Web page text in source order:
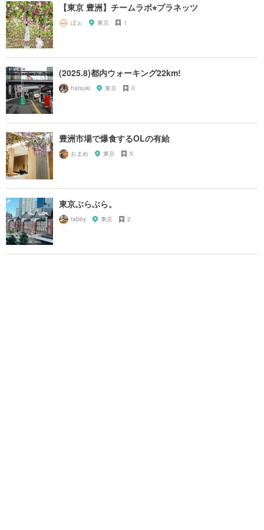
【東京 豊洲】チームラボ⭐︎プラネッツ
ぽぉ 東京 1
(2025.8)都内ウォーキング22km!
hatsuki 東京 0
豊洲市場で爆食するOLの有給
おまめ 東京 5
東京ぶらぶら。
tabby 東京 2